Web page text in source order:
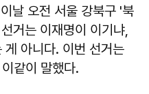
날 오전 서울 강북구 '북
거는 이재명이 이기냐,
게 아니다. 이번 선거는
같이 말했다.